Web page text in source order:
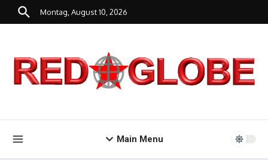
Zum Inhalt springen
Montag, August 10, 2026
Main Menu